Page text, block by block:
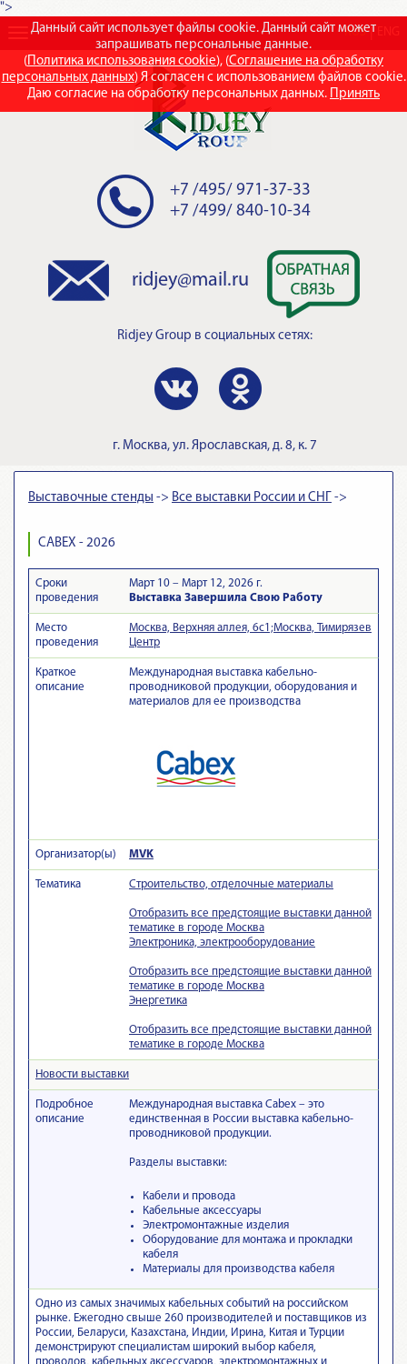
">
Данный сайт использует файлы cookie. Данный сайт может
запрашивать персональные данные.
(Политика использования cookie), (Соглашение на обработку
персональных данных) Я согласен с использованием файлов cookie.
Даю согласие на обработку персональных данных. Принять
RUS
+7 /495/ 971-37-33
+7 /499/ 840-10-34
ridjey@mail.ru
Ridjey Group в социальных сетях:
г. Москва, ул. Ярославская, д. 8, к. 7
Выставочные стенды -> Все выставки России и СНГ ->
CABEX - 2026
Сроки
проведения
Март 10 – Март 12, 2026 г.
Выставка Завершила Свою Работу
Место
проведения
Москва, Верхняя аллея, 6с1;Москва, Тимирязев
Центр
Краткое
описание
Международная выставка кабельно-
проводниковой продукции, оборудования и
материалов для ее производства
Организатор(ы) MVK
Тематика Строительство, отделочные материалы
Отобразить все предстоящие выставки данной
тематике в городе Москва
Электроника, электрооборудование
Отобразить все предстоящие выставки данной
тематике в городе Москва
Энергетика
Отобразить все предстоящие выставки данной
тематике в городе Москва
Новости выставки
Подробное
описание
Международная выставка Cabex – это
единственная в России выставка кабельно-
проводниковой продукции.
Разделы выставки:
Кабели и провода
Кабельные аксессуары
Электромонтажные изделия
Оборудование для монтажа и прокладки
кабеля
Материалы для производства кабеля
Одно из самых значимых кабельных событий на российском
рынке. Ежегодно свыше 260 производителей и поставщиков из
России, Беларуси, Казахстана, Индии, Ирина, Китая и Турции
демонстрируют специалистам широкий выбор кабеля,
проводов, кабельных аксессуаров, электромонтажных и